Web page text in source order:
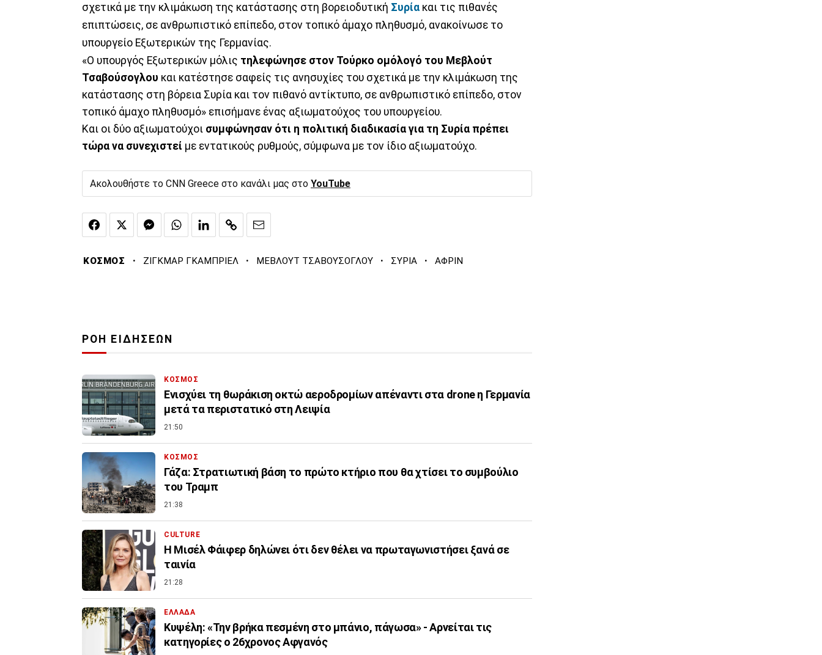
σχετικά με την κλιμάκωση της κατάστασης στη βορειοδυτική Συρία και τις πιθανές
επιπτώσεις, σε ανθρωπιστικό επίπεδο, στον τοπικό άμαχο πληθυσμό, ανακοίνωσε το
υπουργείο Εξωτερικών της Γερμανίας.
«Ο υπουργός Εξωτερικών μόλις τηλεφώνησε στον Τούρκο ομόλογό του Μεβλούτ
Τσαβούσογλου και κατέστησε σαφείς τις ανησυχίες του σχετικά με την κλιμάκωση της
κατάστασης στη βόρεια Συρία και τον πιθανό αντίκτυπο, σε ανθρωπιστικό επίπεδο, στον
τοπικό άμαχο πληθυσμό» επισήμανε ένας αξιωματούχος του υπουργείου.
Και οι δύο αξιωματούχοι συμφώνησαν ότι η πολιτική διαδικασία για τη Συρία πρέπει
τώρα να συνεχιστεί με εντατικούς ρυθμούς, σύμφωνα με τον ίδιο αξιωματούχο.
Ακολουθήστε το CNN Greece στο κανάλι μας στο YouTube
ΚΟΣΜΟΣ · ΖΙΓΚΜΑΡ ΓΚΑΜΠΡΙΕΛ · ΜΕΒΛΟΥΤ ΤΣΑΒΟΥΣΟΓΛΟΥ · ΣΥΡΙΑ · ΑΦΡΙΝ
ΡΟΗ ΕΙΔΗΣΕΩΝ
ΚΟΣΜΟΣ
Ενισχύει τη θωράκιση οκτώ αεροδρομίων απέναντι στα drone η Γερμανία
μετά τα περιστατικό στη Λειψία
21:50
ΚΟΣΜΟΣ
Γάζα: Στρατιωτική βάση το πρώτο κτήριο που θα χτίσει το συμβούλιο
του Τραμπ
21:38
CULTURE
Η Μισέλ Φάιφερ δηλώνει ότι δεν θέλει να πρωταγωνιστήσει ξανά σε
ταινία
21:28
ΕΛΛΑΔΑ
Κυψέλη: «Την βρήκα πεσμένη στο μπάνιο, πάγωσα» - Αρνείται τις
κατηγορίες ο 26χρονος Αφγανός